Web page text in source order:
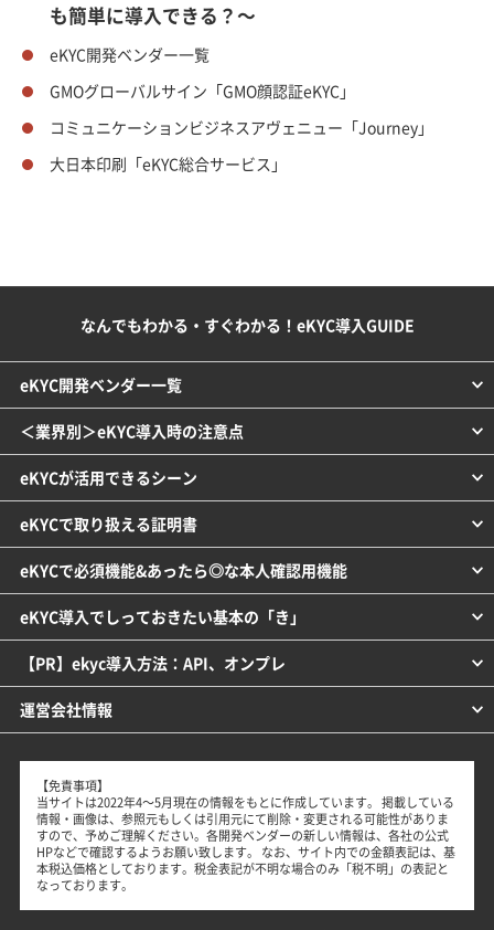
も簡単に導入できる？～
eKYC開発ベンダー一覧
GMOグローバルサイン「GMO顔認証eKYC」
コミュニケーションビジネスアヴェニュー「Journey」
大日本印刷「eKYC総合サービス」
なんでもわかる・すぐわかる！eKYC導入GUIDE
eKYC開発ベンダー一覧
＜業界別＞eKYC導入時の注意点
eKYCが活用できるシーン
eKYCで取り扱える証明書
eKYCで必須機能&あったら◎な本人確認用機能
eKYC導入でしっておきたい基本の「き」
【PR】ekyc導入方法：API、オンプレ
運営会社情報
【免責事項】
当サイトは2022年4～5月現在の情報をもとに作成しています。 掲載している
情報・画像は、参照元もしくは引用元にて削除・変更される可能性がありま
すので、予めご理解ください。各開発ベンダーの新しい情報は、各社の公式
HPなどで確認するようお願い致します。 なお、サイト内での金額表記は、基
本税込価格としております。税金表記が不明な場合のみ「税不明」の表記と
なっております。